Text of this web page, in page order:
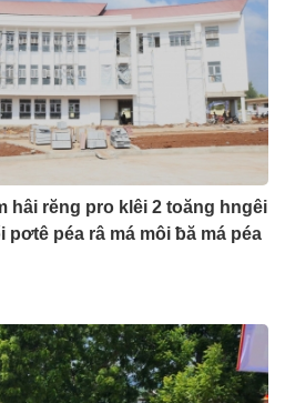
hâi rĕng pro klêi 2 toăng hngêi
péa râ má môi ƀă má péa